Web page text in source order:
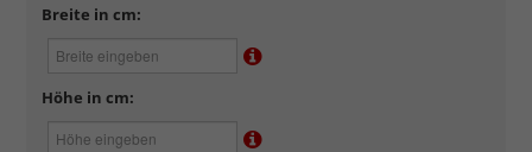
werden kann.
Schutz des Bildes.
Normalglas hat eine leichte Grünfärbung
kommt. Für Bilder mit hellen Farben empfehlen wir Kunst- oder
Breite in cm:
Höhe in cm: